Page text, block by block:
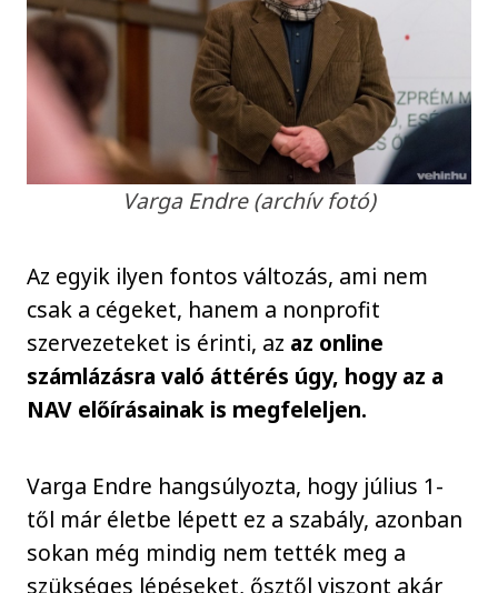
Varga Endre (archív fotó)
Az egyik ilyen fontos változás, ami nem
csak a cégeket, hanem a nonprofit
szervezeteket is érinti, az az online
számlázásra való áttérés úgy, hogy az a
NAV előírásainak is megfeleljen.
Varga Endre hangsúlyozta, hogy július 1-
től már életbe lépett ez a szabály, azonban
sokan még mindig nem tették meg a
szükséges lépéseket, ősztől viszont akár